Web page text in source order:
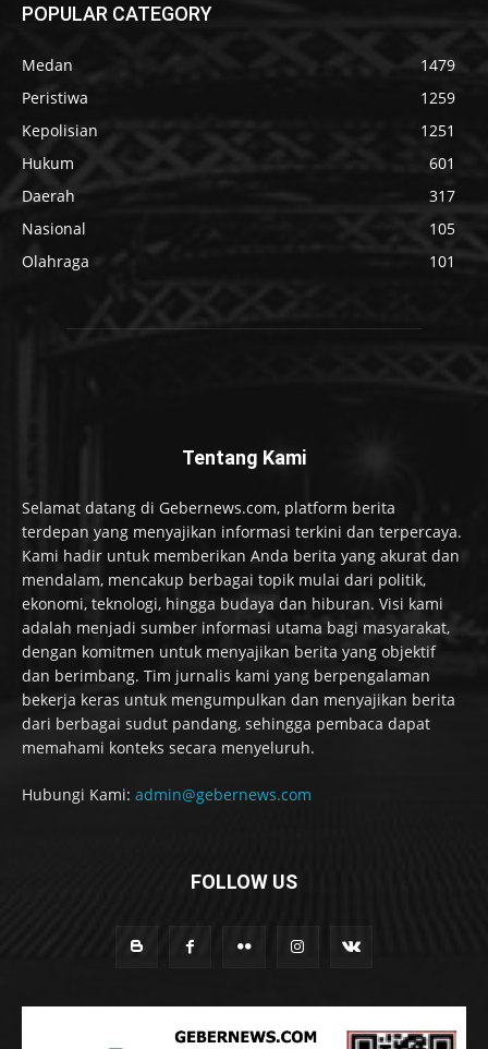
POPULAR CATEGORY
Medan
1479
Peristiwa
1259
Kepolisian
1251
Hukum
601
Daerah
317
Nasional
105
Olahraga
101
Tentang Kami
Selamat datang di Gebernews.com, platform berita
terdepan yang menyajikan informasi terkini dan terpercaya.
Kami hadir untuk memberikan Anda berita yang akurat dan
mendalam, mencakup berbagai topik mulai dari politik,
ekonomi, teknologi, hingga budaya dan hiburan. Visi kami
adalah menjadi sumber informasi utama bagi masyarakat,
dengan komitmen untuk menyajikan berita yang objektif
dan berimbang. Tim jurnalis kami yang berpengalaman
bekerja keras untuk mengumpulkan dan menyajikan berita
dari berbagai sudut pandang, sehingga pembaca dapat
memahami konteks secara menyeluruh.
Hubungi Kami: admin@gebernews.com
FOLLOW US